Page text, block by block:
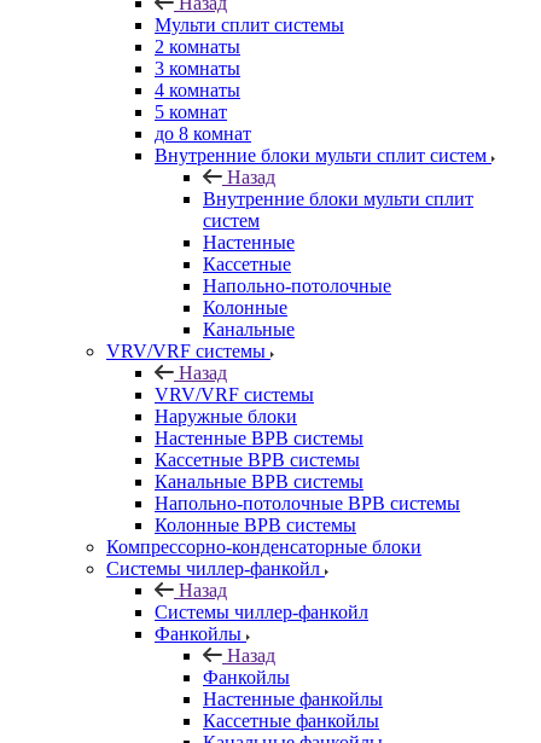
Мульти сплит системы
2 комнаты
3 комнаты
4 комнаты
5 комнат
до 8 комнат
Внутренние блоки мульти сплит систем
Назад
Внутренние блоки мульти сплит
систем
Настенные
Кассетные
Напольно-потолочные
Колонные
Канальные
VRV/VRF системы
Назад
VRV/VRF системы
Наружные блоки
Настенные ВРВ системы
Кассетные ВРВ системы
Канальные ВРВ системы
Напольно-потолочные ВРВ системы
Колонные ВРВ системы
Компрессорно-конденсаторные блоки
Системы чиллер-фанкойл
Назад
Системы чиллер-фанкойл
Фанкойлы
Назад
Фанкойлы
Настенные фанкойлы
Кассетные фанкойлы